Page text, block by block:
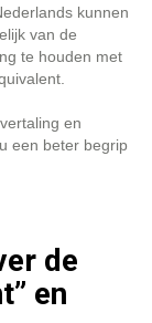
kunnen
van de
te houden met
en
een beter begrip
de
en